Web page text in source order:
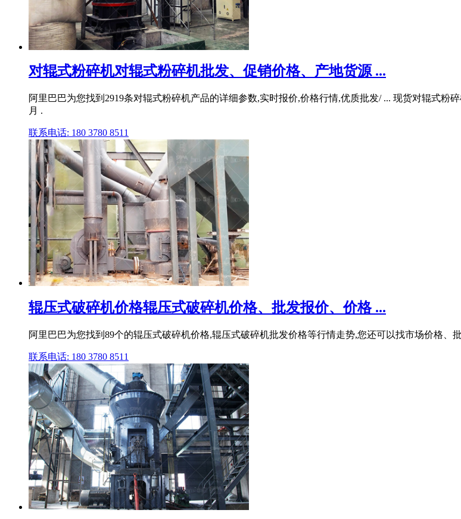
对辊式粉碎机对辊式粉碎机批发、促销价格、产地货源 ...
阿里巴巴为您找到2919条对辊式粉碎机产品的详细参数,实时报价,价格行情,优质批发/ ... 现货对辊式
月 .
联系电话: 180 3780 8511
辊压式破碎机价格辊压式破碎机价格、批发报价、价格 ...
阿里巴巴为您找到89个的辊压式破碎机价格,辊压式破碎机批发价格等行情走势,您还可以找市场价格
联系电话: 180 3780 8511